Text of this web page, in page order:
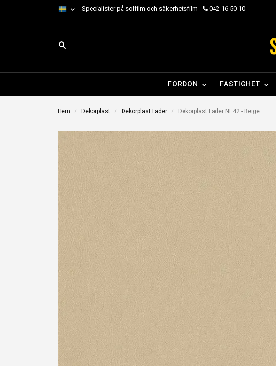
Specialister på solfilm och säkerhetsfilm 042-16 50 10
FORDON FASTIGHET
Hem Dekorplast Dekorplast Läder Dekorplast Läder NE42 - Beige